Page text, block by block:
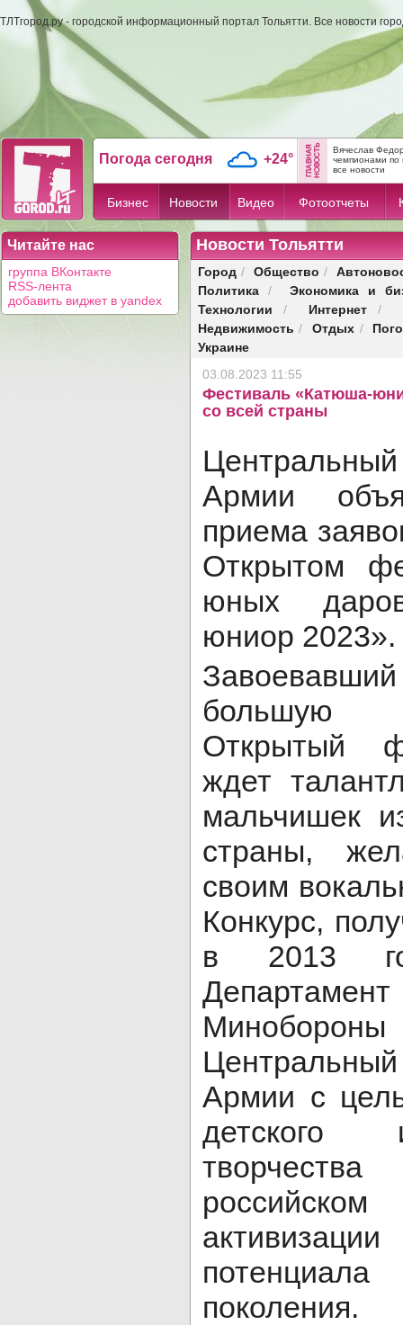
ТЛТгород.ру - городской информационный портал Тольятти. Все новости
Погода сегодня +24°
Вячеслав
чемпионами по
все новости
Бизнес Новости Видео Фотоотчеты
Читайте нас
группа ВКонтакте
RSS-лента
добавить виджет в yandex
Новости Тольятти
Город / Общество /
Политика /
Экономика и
Технологии / Интернет/
Недвижимость / Отдых /
Украине
03.08.2023 11:55
Фестиваль «Катюша-
со всей страны
Армии
приема
Открытом
юных
юниор 2023».
большую
Открытый
ждет
мальчишек
страны,
своим
Конкурс,
в 2013
Армии с
детского
поколения.